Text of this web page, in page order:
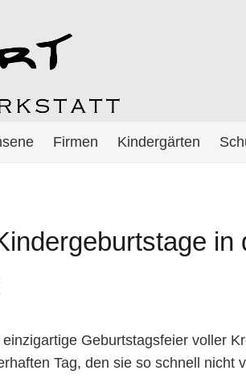
Firmen Kindergärten
in
Geburtstagsfeier voller
Tag, den sie so schnell nicht